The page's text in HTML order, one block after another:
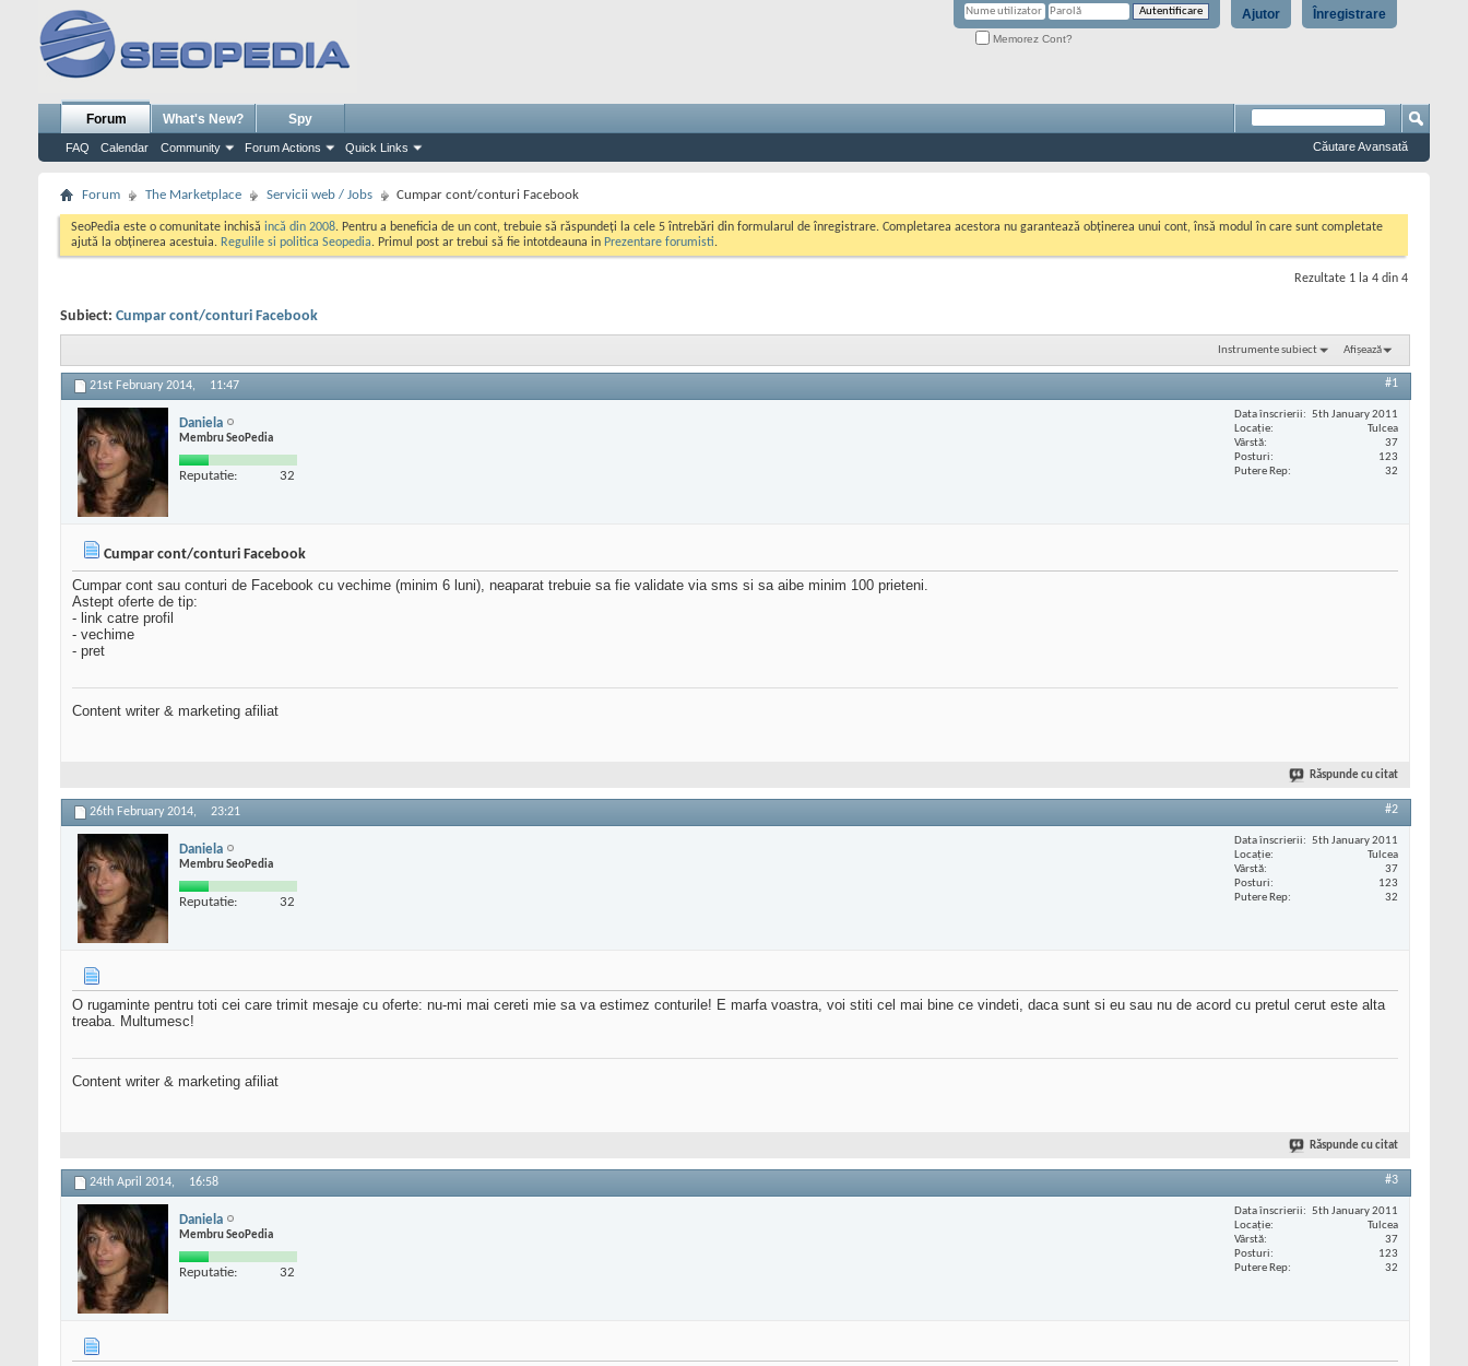
Înregistrare
Ajutor
Memorez Cont?
Forum
FAQ Calendar Community Forum Actions Quick Links
What's New? Spy
Căutare Avansată
Forum The Marketplace Servicii web / Jobs Cumpar cont/conturi Facebook
SeoPedia este o comunitate inchisă incă din 2008. Pentru a beneficia de un cont, trebuie să răspundeți la cele 5 întrebări din formularul de înregistrare. Completarea acestora nu garantează obținerea unui cont, însă modul în care sunt completate
ajută la obținerea acestuia. Regulile si politica Seopedia. Primul post ar trebui să fie intotdeauna in Prezentare forumisti.
Rezultate 1 la 4 din 4
Subiect: Cumpar cont/conturi Facebook
Instrumente subiect Afișează
21st February 2014, 11:47 #1
Daniela
Membru SeoPedia
Reputatie: 32
Data înscrierii
5th January 2011
Locaţie
Tulcea
Vârstă
37
Posturi
123
Putere Rep
32
Cumpar cont/conturi Facebook
Cumpar cont sau conturi de Facebook cu vechime (minim 6 luni), neaparat trebuie sa fie validate via sms si sa aibe minim 100 prieteni.
Astept oferte de tip:
- link catre profil
- vechime
- pret
Content writer & marketing afiliat
Răspunde cu citat
26th February 2014, 23:21 #2
Daniela
Membru SeoPedia
Reputatie: 32
Data înscrierii
5th January 2011
Locaţie
Tulcea
Vârstă
37
Posturi
123
Putere Rep
32
O rugaminte pentru toti cei care trimit mesaje cu oferte: nu-mi mai cereti mie sa va estimez conturile! E marfa voastra, voi stiti cel mai bine ce vindeti, daca sunt si eu sau nu de acord cu pretul cerut este alta
treaba. Multumesc!
Content writer & marketing afiliat
Răspunde cu citat
24th April 2014, 16:58 #3
Daniela
Membru SeoPedia
Reputatie: 32
Data înscrierii
5th January 2011
Locaţie
Tulcea
Vârstă
37
Posturi
123
Putere Rep
32